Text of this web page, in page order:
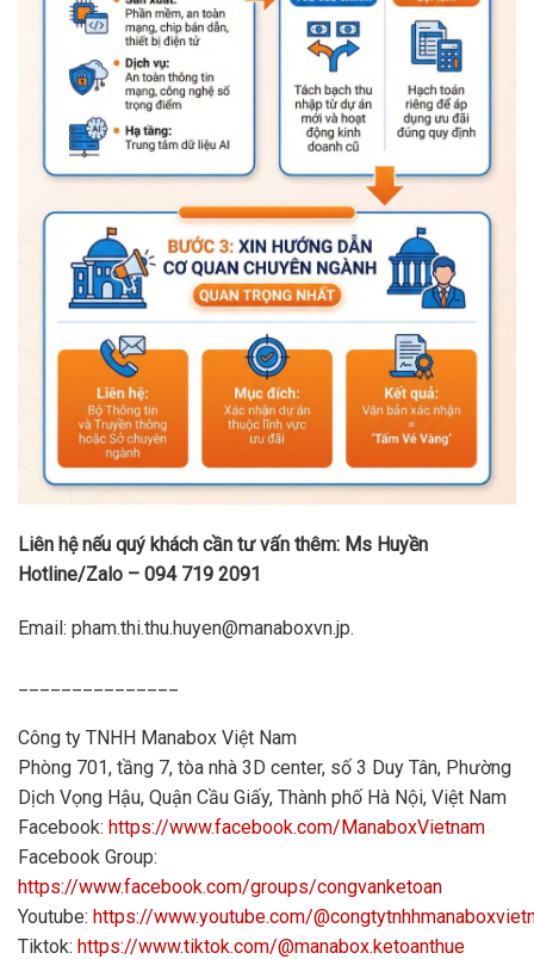
Liên hệ nếu quý khách cần tư vấn thêm: Ms Huyền
Hotline/Zalo – 094 719 2091
Email: pham.thi.thu.huyen@manaboxvn.jp.
Công ty TNHH Manabox Việt Nam
Phòng 701, tầng 7, tòa nhà 3D center, số 3 Duy Tân, Phường
Dịch Vọng Hậu, Quận Cầu Giấy, Thành phố Hà Nội, Việt Nam
Facebook: https://www.facebook.com/ManaboxVietnam
Facebook Group:
https://www.facebook.com/groups/congvanketoan
Youtube: https://www.youtube.com/
Tiktok: https://www.tiktok.com/@manabox.ketoanthue